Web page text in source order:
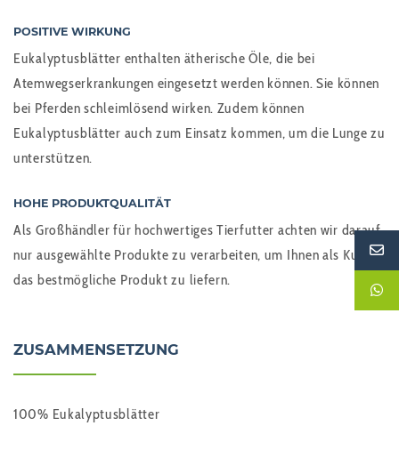
POSITIVE WIRKUNG
Eukalyptusblätter enthalten ätherische Öle, die bei
Atemwegserkrankungen eingesetzt werden können. Sie können
bei Pferden schleimlösend wirken. Zudem können
Eukalyptusblätter auch zum Einsatz kommen, um die Lunge zu
unterstützen.
HOHE PRODUKTQUALITÄT
Als Großhändler für hochwertiges Tierfutter achten wir darauf,
nur ausgewählte Produkte zu verarbeiten, um Ihnen als Kunde
das bestmögliche Produkt zu liefern.
ZUSAMMENSETZUNG
100% Eukalyptusblätter